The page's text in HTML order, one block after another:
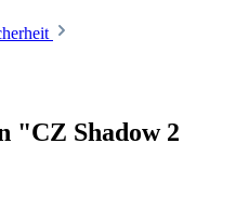
"CZ Shadow 2